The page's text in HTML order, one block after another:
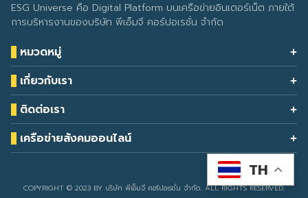
ESG Universe คือ Digital Platform บนเครือข่ายอินเตอร์เน็ต ภายใต้
การบริหารงานของบริษัท พีเอ็มจี คอร์ปอเรชั่น จำกัด
หมวดหมู่
Health & Wellness
Eco Icon
ESG Data
Climate Change
ESG Report
เกี่ยวกับเรา
Our Services
About Us
Contact Us
ติดต่อเรา
โทรศัพท์: 090-549-2524
เครือข่ายสังคมออนไลน์
COPYRIGHT © 2023 BY บริษัท พีเอ็มจี คอร์ปอเรชั่น จำกัด. ALL RIGHTS RESERVED.
TH
Developed bysarunyacrop